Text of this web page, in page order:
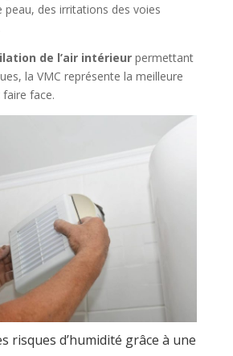
peau, des irritations des voies
de l’air intérieurpermettant
la VMC représente la meilleure
face.
risques d’humidité grâce à une